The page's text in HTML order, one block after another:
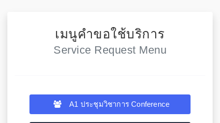
เมนูคำขอใช้บริการ
Service Request Menu
A1 ประชุมวิชาการ Conference